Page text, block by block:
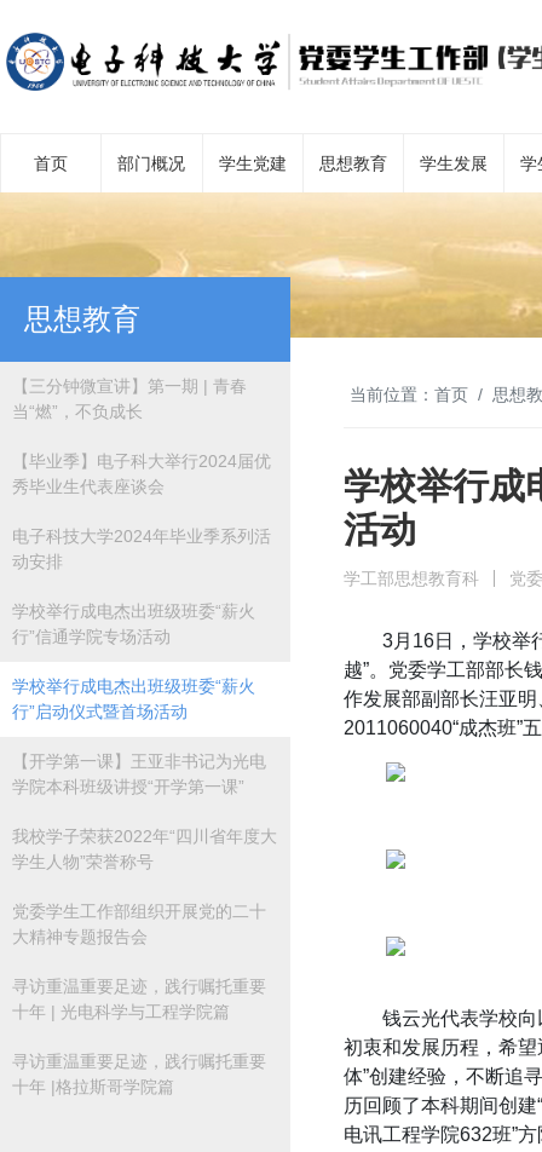
首页 部门概况 学生党建 思想教育 学生发展 学
思想教育
【三分钟微宣讲】第一期 | 青春
当“燃”，不负成长
【毕业季】电子科大举行2024届优
秀毕业生代表座谈会
电子科技大学2024年毕业季系列活
动安排
学校举行成电杰出班级班委“薪火
行”信通学院专场活动
学校举行成电杰出班级班委“薪火
行”启动仪式暨首场活动
【开学第一课】王亚非书记为光电
学院本科班级讲授“开学第一课”
我校学子荣获2022年“四川省年度大
学生人物”荣誉称号
党委学生工作部组织开展党的二十
大精神专题报告会
寻访重温重要足迹，践行嘱托重要
十年 | 光电科学与工程学院篇
寻访重温重要足迹，践行嘱托重要
十年 |格拉斯哥学院篇
当前位置： 首页 思想
学校举行成
活动
学工部思想教育科 党
3月16日，学校举
越”。党委学工部部长
作发展部副部长汪亚
2011060040“成杰班”
钱云光代表学校向以
初衷和发展历程，希望
体”创建经验，不断追
历回顾了本科期间创
电讯工程学院632班”